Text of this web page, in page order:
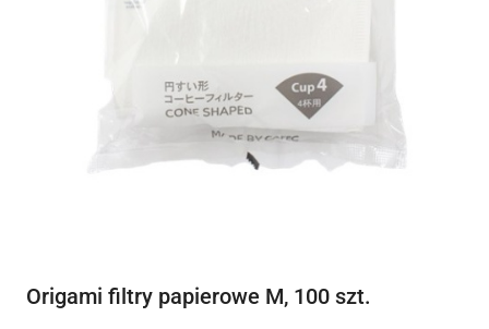
Origami filtry papierowe M, 100 szt.